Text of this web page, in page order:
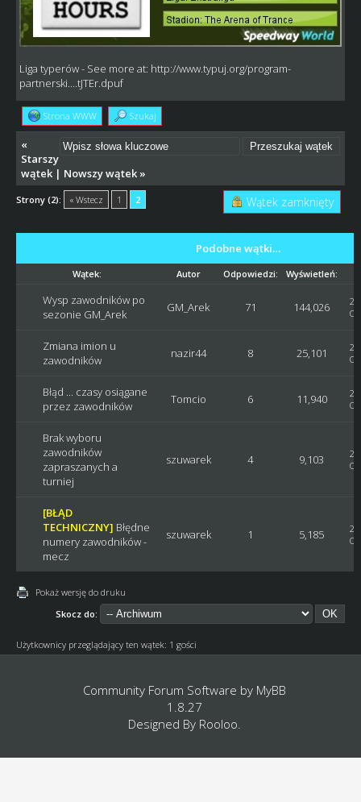
Liga typerów- See more at: http://www.typuj.org/program-
partnerski....tJTEr.dpuf
Strona WWW Szukaj
«
Starszy
wątek| Nowszy wątek»
Strony (2): « Wstecz 1 2 Wątek zamknięty
Podobne wątki…
Wątek: Autor Odpowiedzi: Wyświetleń:
Wysp zawodników po
sezonie GM_Arek
GM_Arek 71 144,026
Zmiana imion u
zawodników
nazir44 8 25,101
Błąd ... czasy osiągane
przez zawodników
Tomcio 6 11,940
Brak wyboru
zawodników
zapraszanych a
turniej
szuwarek 4 9,103
[BŁĄD
TECHNICZNY] Błędne
numery zawodników -
mecz
szuwarek 1 5,185
Pokaż wersję do druku
Skocz do:
Użytkownicy przeglądający ten wątek: 1 gości
Community Forum Software by MyBB
1.8.27
Designed By Rooloo.